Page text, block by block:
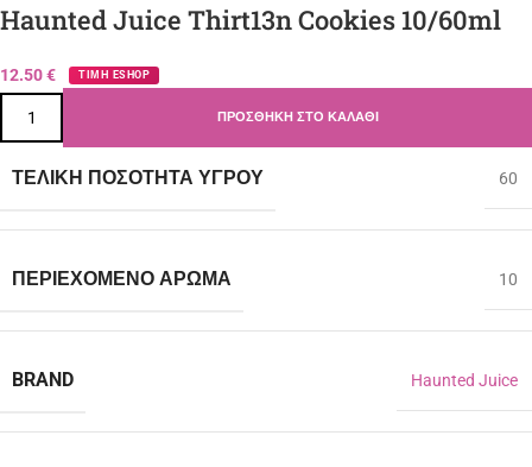
Haunted Juice Thirt13n Cookies 10/60ml
12.50€ ΤΙΜΗ ESHOP
ΠΡΟΣΘΉΚΗ ΣΤΟ ΚΑΛΆΘΙ
ΤΕΛΙΚΉ ΠΟΣΌΤΗΤΑ ΥΓΡΟΎ 60
ΠΕΡΙΈΧΟΜΕΝΟ ΆΡΩΜΑ 10
BRAND Haunted Juice